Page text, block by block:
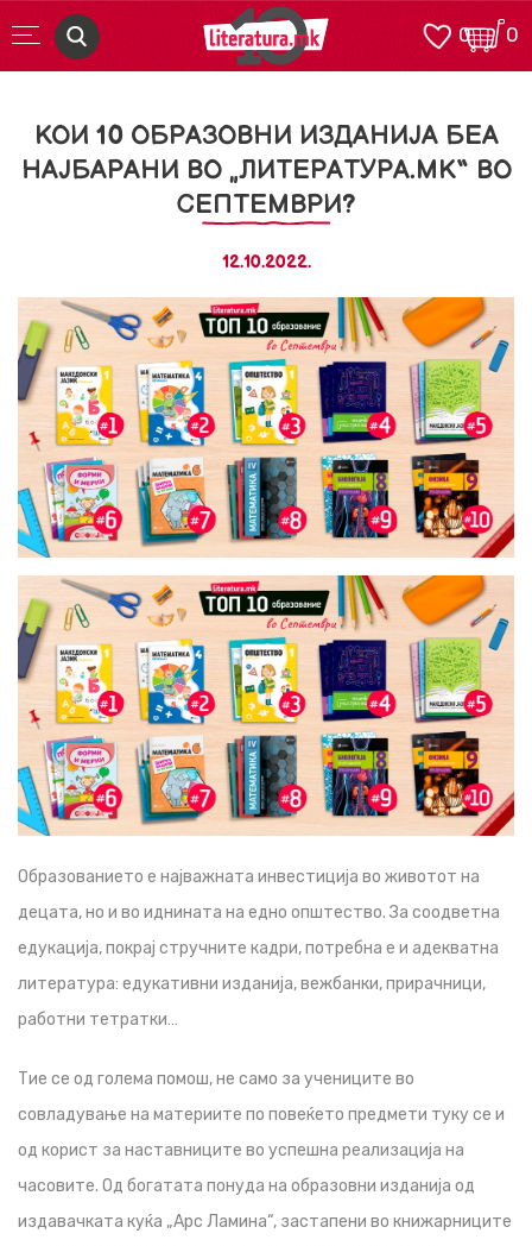
0
0
КОИ 10 ОБРАЗОВНИ ИЗДАНИЈА БЕА
НАЈБАРАНИ ВО „ЛИТЕРАТУРА.МК“ ВО
СЕПТЕМВРИ?
12.10.2022.
Образованието е најважната инвестиција во животот на
децата, но и во иднината на едно општество. За соодветна
едукација, покрај стручните кадри, потребна е и адекватна
литература: едукативни изданија, вежбанки, прирачници,
работни тетратки…
Тие се од голема помош, не само за учениците во
совладување на материите по повеќето предмети туку се и
од корист за наставниците во успешна реализација на
часовите. Од богатата понуда на образовни изданија од
издавачката куќа „Арс Ламина“, застапени во книжарниците